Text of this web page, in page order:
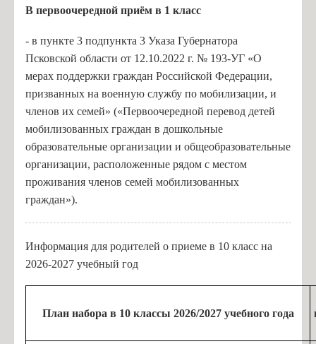
В первоочередной приём в 1 класс
- в пункте 3 подпункта 3 Указа Губернатора
Псковской области от 12.10.2022 г. № 193-УГ «О
мерах поддержки граждан Российской Федерации,
призванных на военную службу по мобилизации, и
членов их семей» («Первоочередной перевод детей
мобилизованных граждан в дошкольные
образовательные организации и общеобразовательные
организации, расположенные рядом с местом
проживания членов семей мобилизованных
граждан»).
Информация для родителей о приеме в 10 класс на
2026-2027 учебный год
План набора в 10 классы 2026/2027 учебного года